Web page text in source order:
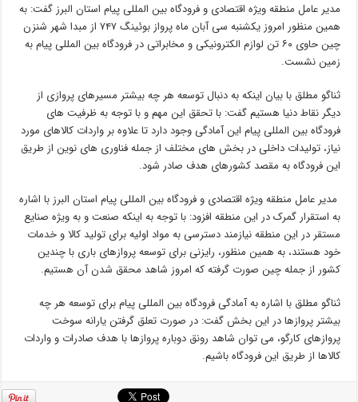
مدیر عامل منطقه ویژه اقتصادی و فرودگاه بین المللی پیام استان البرز گفت: به
همین منظور امروز یکشنبه سی آبان ماه پرواز بوئینگ ۷۴۷ از مبدا شهر شنزن
چین حاوی ۶۰ تن لوازم الکترونیکی و مخابراتی در فرودگاه بین المللی پیام به
زمین نشست.
ثناگو مطلق با بیان اینکه به دنبال توسعه هر چه بیشتر مسیرهای پروازی از
دیگر نقاط دنیا هستیم گفت: با تحقق این مهم و با توجه به ظرفیت های
فرودگاه بین المللی پیام این آمادگی وجود دارد تا علاوه بر واردات کالاهای مورد
نیاز، تولیدات داخلی در بخش های مختلف از جمله فناوری های نوین از طریق
این فرودگاه به مقصد کشورهای هدف صادر شود.
مدیر عامل منطقه ویژه اقتصادی و فرودگاه بین المللی پیام استان البرز با اشاره
به استقرار گمرک در این منطقه افزود: با توجه به اینکه صنعت و به ویژه صنایع
مستقر در این منطقه نیازمند دسترسی به مواد اولیه برای تولید کالا و خدمات
خود هستند، به همین منظور، رایزنی برای توسعه پروازهای باری با چندین
کشور از جمله چین صورت گرفته که امروز شاهد محقق شدن آن هستیم.
ثناگو مطلق با اشاره به آمادگی فرودگاه بین المللی پیام برای توسعه هر چه
بیشتر پروازها در این بخش گفت: در صورت تعلق گرفتن یارانه سوخت
پروازهای کارگو، می توان شاهد رونق دوباره پروازها با هدف صادرات و واردات
کالاها از طریق این فرودگاه باشیم.